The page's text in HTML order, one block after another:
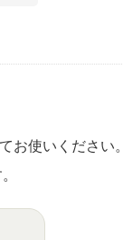
お使いください。